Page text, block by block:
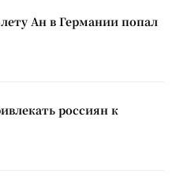
Ан в Германии попал
россиян к